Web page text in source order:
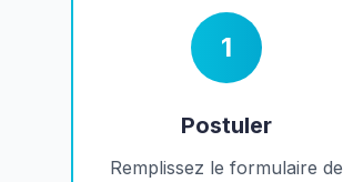
1
Postuler
Remplissez le formulaire de